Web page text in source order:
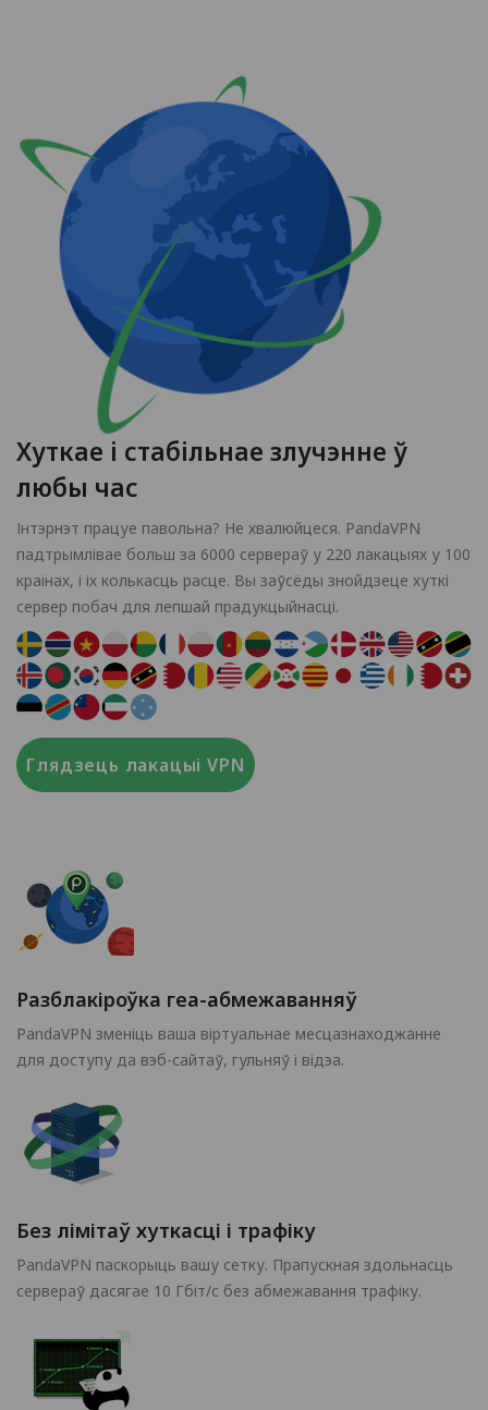
Хуткае і стабільнае злучэнне ў
любы час
Інтэрнэт працуе павольна? Не хвалюйцеся. PandaVPN
падтрымлівае больш за 6000 сервераў у 220 лакацыях у 100
краінах, і іх колькасць расце. Вы заўсёды знойдзеце хуткі
сервер побач для лепшай прадукцыйнасці.
Глядзець лакацыі VPN
Разблакіроўка геа-абмежаванняў
PandaVPN зменіць ваша віртуальнае месцазнаходжанне
для доступу да вэб-сайтаў, гульняў і відэа.
Без лімітаў хуткасці і трафіку
PandaVPN паскорыць вашу сетку. Прапускная здольнасць
сервераў дасягае 10 Гбіт/с без абмежавання трафіку.